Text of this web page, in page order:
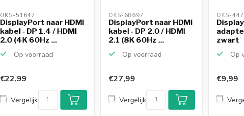
OKS-51647
DisplayPort naar HDMI
kabel - DP 1.4 / HDMI
2.0 (4K 60Hz ...
Op voorraad
€22,99
Vergelijk
OKS-68697
DisplayPort naar HDMI
kabel - DP 2.0 / HDMI
2.1 (8K 60Hz ...
Op voorraad
€27,99
Vergelijk
OKS-
zwart
Op
€9,99